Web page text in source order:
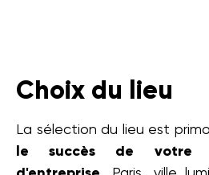
Choix du lieu
La sélection du lieu est
le succès de votre